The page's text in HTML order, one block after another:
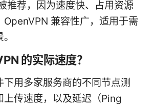
推荐，因为速度快、占用资源
OpenVPN 兼容性广，适用于需
的实际速度？
用多家服务商的不同节点测
上传速度，以及延迟（Ping